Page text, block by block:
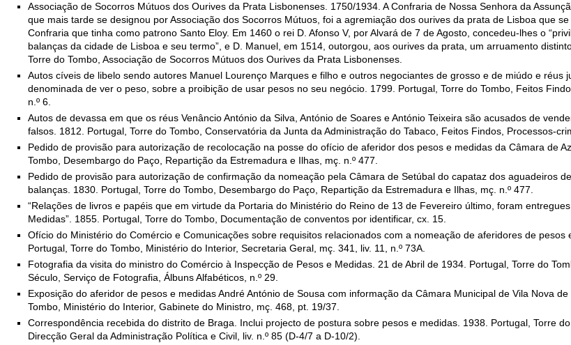
Associação de Socorros Mútuos dos Ourives da Prata Lisbonenses. 1750/1934. A Confraria de Nossa Senhora da
que mais tarde se designou por Associação dos Socorros Mútuos, foi a agremiação dos ourives da prata de Lisboa que
Confraria que tinha como patrono Santo Eloy. Em 1460 o rei D. Afonso V, por Alvará de 7 de Agosto, concedeu-lhes o
balanças da cidade de Lisboa e seu termo”, e D. Manuel, em 1514, outorgou, aos ourives da prata, um arruamento
Torre do Tombo, Associação de Socorros Mútuos dos Ourives da Prata Lisbonenses.
Autos cíveis de libelo sendo autores Manuel Lourenço Marques e filho e outros negociantes de grosso e de miúdo e réus
denominada de ver o peso, sobre a proibição de usar pesos no seu negócio. 1799. Portugal, Torre do Tombo, Feitos
n.º 6.
Autos de devassa em que os réus Venâncio António da Silva, António de Soares e António Teixeira são acusados de
falsos. 1812. Portugal, Torre do Tombo, Conservatória da Junta da Administração do Tabaco, Feitos Findos, Processos-
Pedido de provisão para autorização de recolocação na posse do ofício de aferidor dos pesos e medidas da Câmara de
Tombo, Desembargo do Paço, Repartição da Estremadura e Ilhas, mç. n.º 477.
Pedido de provisão para autorização de confirmação da nomeação pela Câmara de Setúbal do capataz dos aguadeiros
balanças. 1830. Portugal, Torre do Tombo, Desembargo do Paço, Repartição da Estremadura e Ilhas, mç. n.º 477.
“Relações de livros e papéis que em virtude da Portaria do Ministério do Reino de 13 de Fevereiro último, foram
Medidas”. 1855. Portugal, Torre do Tombo, Documentação de conventos por identificar, cx. 15.
Ofício do Ministério do Comércio e Comunicações sobre requisitos relacionados com a nomeação de aferidores de pesos
Portugal, Torre do Tombo, Ministério do Interior, Secretaria Geral, mç. 341, liv. 11, n.º 73A.
Fotografia da visita do ministro do Comércio à Inspecção de Pesos e Medidas. 21 de Abril de 1934. Portugal, Torre do
Século, Serviço de Fotografia, Álbuns Alfabéticos, n.º 29.
Exposição do aferidor de pesos e medidas André António de Sousa com informação da Câmara Municipal de Vila Nova
Tombo, Ministério do Interior, Gabinete do Ministro, mç. 468, pt. 19/37.
Correspondência recebida do distrito de Braga. Inclui projecto de postura sobre pesos e medidas. 1938. Portugal, Torre
Direcção Geral da Administração Política e Civil, liv. n.º 85 (D-4/7 a D-10/2).